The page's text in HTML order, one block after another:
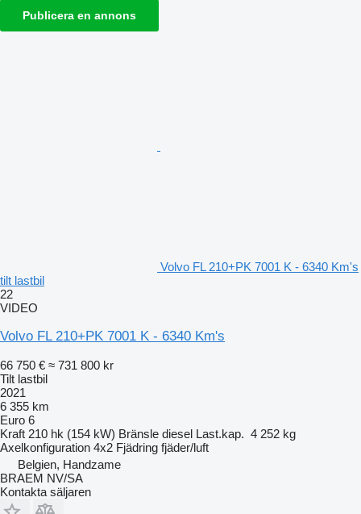
Publicera en annons
Volvo FL 210+PK 7001 K - 6340 Km's
tilt lastbil
22
VIDEO
Volvo FL 210+PK 7001 K - 6340 Km's
66 750 € ≈ 731 800 kr
Tilt lastbil
2021
6 355 km
Euro 6
Kraft 210 hk (154 kW) Bränsle diesel Last.kap. 4 252 kg
Axelkonfiguration 4x2 Fjädring fjäder/luft
Belgien, Handzame
BRAEM NV/SA
Kontakta säljaren